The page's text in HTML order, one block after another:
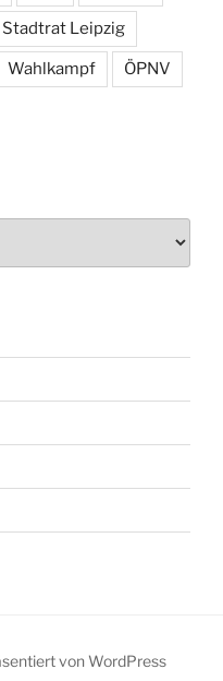
Stadtrat Leipzig
Wahlkampf ÖPNV
von WordPress